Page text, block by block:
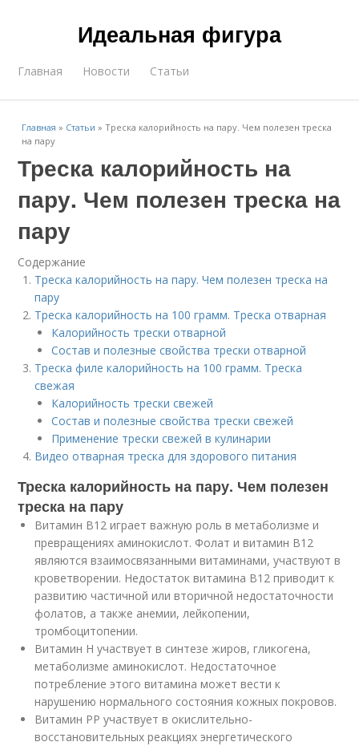
Идеальная фигура
Главная Новости Статьи
Главная » Статьи »Треска калорийность на пару. Чем полезен треска
на пару
Треска калорийность на
пару. Чем полезен треска на
пару
Содержание
Треска калорийность на пару. Чем полезен треска на
пару
Треска калорийность на 100 грамм. Треска отварная
Калорийность трески отварной
Состав и полезные свойства трески отварной
Треска филе калорийность на 100 грамм. Треска
свежая
Калорийность трески свежей
Состав и полезные свойства трески свежей
Применение трески свежей в кулинарии
Видео отварная треска для здорового питания
Треска калорийность на пару. Чем полезен
треска на пару
Витамин В12 играет важную роль в метаболизме и
превращениях аминокислот. Фолат и витамин В12
являются взаимосвязанными витаминами, участвуют в
кроветворении. Недостаток витамина В12 приводит к
развитию частичной или вторичной недостаточности
фолатов, а также анемии, лейкопении,
тромбоцитопении.
Витамин Н участвует в синтезе жиров, гликогена,
метаболизме аминокислот. Недостаточное
потребление этого витамина может вести к
нарушению нормального состояния кожных покровов.
Витамин РР участвует в окислительно-
восстановительных реакциях энергетического